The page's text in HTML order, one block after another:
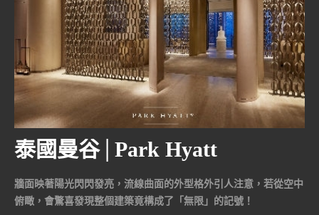
泰國曼谷│Park Hyatt
牆面映著陽光閃閃發亮，流線曲面的外型格外引人注意，若從空中
俯瞰，會驚喜發現整個建築竟構成了「無限」的記號！